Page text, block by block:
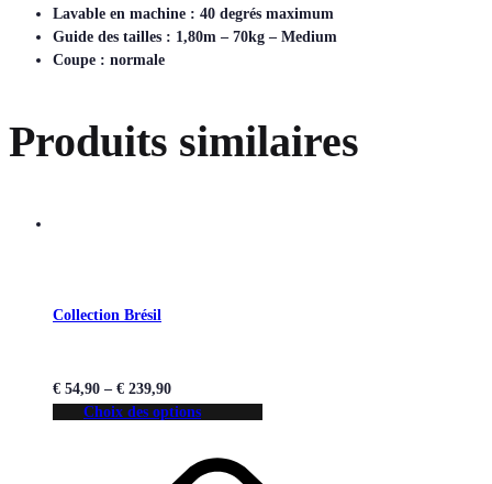
Lavable en machine : 40 degrés maximum
Guide des tailles : 1,80m – 70kg – Medium
Coupe : normale
Produits similaires
Collection Brésil
€ 54,90 – € 239,90
Choix des options